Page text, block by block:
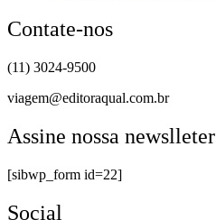
Contate-nos
(11) 3024-9500
viagem@editoraqual.com.br
Assine nossa newslleter
[sibwp_form id=22]
Social